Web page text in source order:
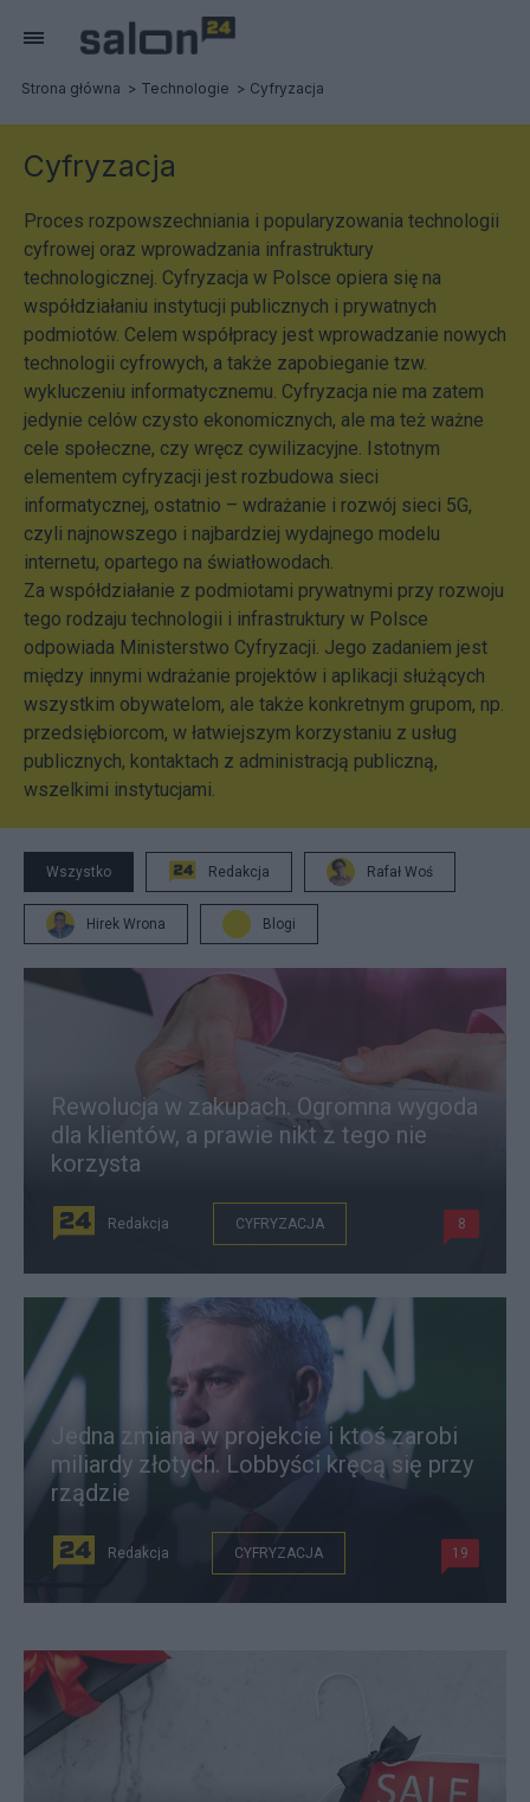
Strona główna Technologie Cyfryzacja
Cyfryzacja
Proces rozpowszechniania i popularyzowania technologii
cyfrowej oraz wprowadzania infrastruktury
technologicznej. Cyfryzacja w Polsce opiera się na
współdziałaniu instytucji publicznych i prywatnych
podmiotów. Celem współpracy jest wprowadzanie nowych
technologii cyfrowych, a także zapobieganie tzw.
wykluczeniu informatycznemu. Cyfryzacja nie ma zatem
jedynie celów czysto ekonomicznych, ale ma też ważne
cele społeczne, czy wręcz cywilizacyjne. Istotnym
elementem cyfryzacji jest rozbudowa sieci
informatycznej, ostatnio – wdrażanie i rozwój sieci 5G,
czyli najnowszego i najbardziej wydajnego modelu
internetu, opartego na światłowodach.
Za współdziałanie z podmiotami prywatnymi przy rozwoju
tego rodzaju technologii i infrastruktury w Polsce
odpowiada Ministerstwo Cyfryzacji. Jego zadaniem jest
między innymi wdrażanie projektów i aplikacji służących
wszystkim obywatelom, ale także konkretnym grupom, np.
przedsiębiorcom, w łatwiejszym korzystaniu z usług
publicznych, kontaktach z administracją publiczną,
wszelkimi instytucjami.
Wszystko Redakcja Rafał Woś
Hirek Wrona Blogi
Rewolucja w zakupach. Ogromna wygoda
dla klientów, a prawie nikt z tego nie
korzysta
Redakcja CYFRYZACJA 8
Jedna zmiana w projekcie i ktoś zarobi
miliardy złotych. Lobbyści kręcą się przy
rządzie
Redakcja CYFRYZACJA 19